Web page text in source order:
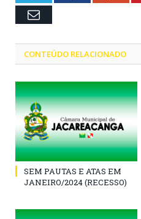
Email
CONTEÚDO RELACIONADO
SEM PAUTAS E ATAS EM
JANEIRO/2024 (RECESSO)